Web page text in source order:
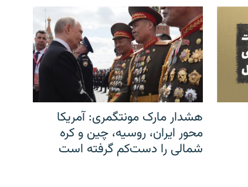
هشدار مارک مونتگمری: آمریکا
محور ایران، روسیه، چین و کره
شمالی را دست‌کم گرفته است